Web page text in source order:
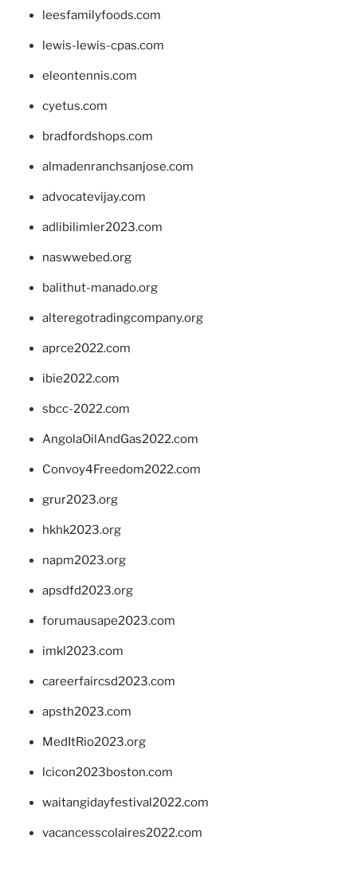
leesfamilyfoods.com
lewis-lewis-cpas.com
eleontennis.com
cyetus.com
bradfordshops.com
almadenranchsanjose.com
advocatevijay.com
adlibilimler2023.com
naswwebed.org
balithut-manado.org
alteregotradingcompany.org
aprce2022.com
ibie2022.com
sbcc-2022.com
AngolaOilAndGas2022.com
Convoy4Freedom2022.com
grur2023.org
hkhk2023.org
napm2023.org
apsdfd2023.org
forumausape2023.com
imkl2023.com
careerfaircsd2023.com
apsth2023.com
MedItRio2023.org
lcicon2023boston.com
waitangidayfestival2022.com
vacancesscolaires2022.com